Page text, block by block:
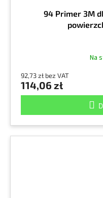
94 Primer 3M
Na
92,73 zł bez VAT
114,06 zł